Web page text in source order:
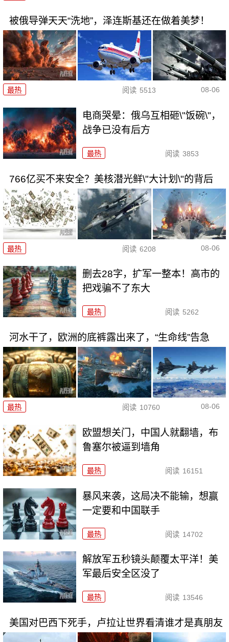
被俄导弹天天“洗地”，泽连斯基还在做着美梦！
最热 阅读 5513 08-06
电商哭晕：俄乌互相砸\"饭碗\"，
战争已没有后方
最热 阅读 3853
766亿买不来安全？美核潜光鲜\"大计划\"的背后
最热 阅读 6208 08-06
删去28字，扩军一整本！高市的
把戏骗不了东大
最热 阅读 5262
河水干了，欧洲的底裤露出来了，“生命线”告急
最热 阅读 10760 08-06
欧盟想关门，中国人就翻墙，布
鲁塞尔被逼到墙角
最热 阅读 16151
暴风来袭，这局决不能输，想赢
一定要和中国联手
最热 阅读 14702
解放军五秒镜头颠覆太平洋！美
军最后安全区没了
最热 阅读 13546
美国对巴西下死手，卢拉让世界看清谁才是真朋友